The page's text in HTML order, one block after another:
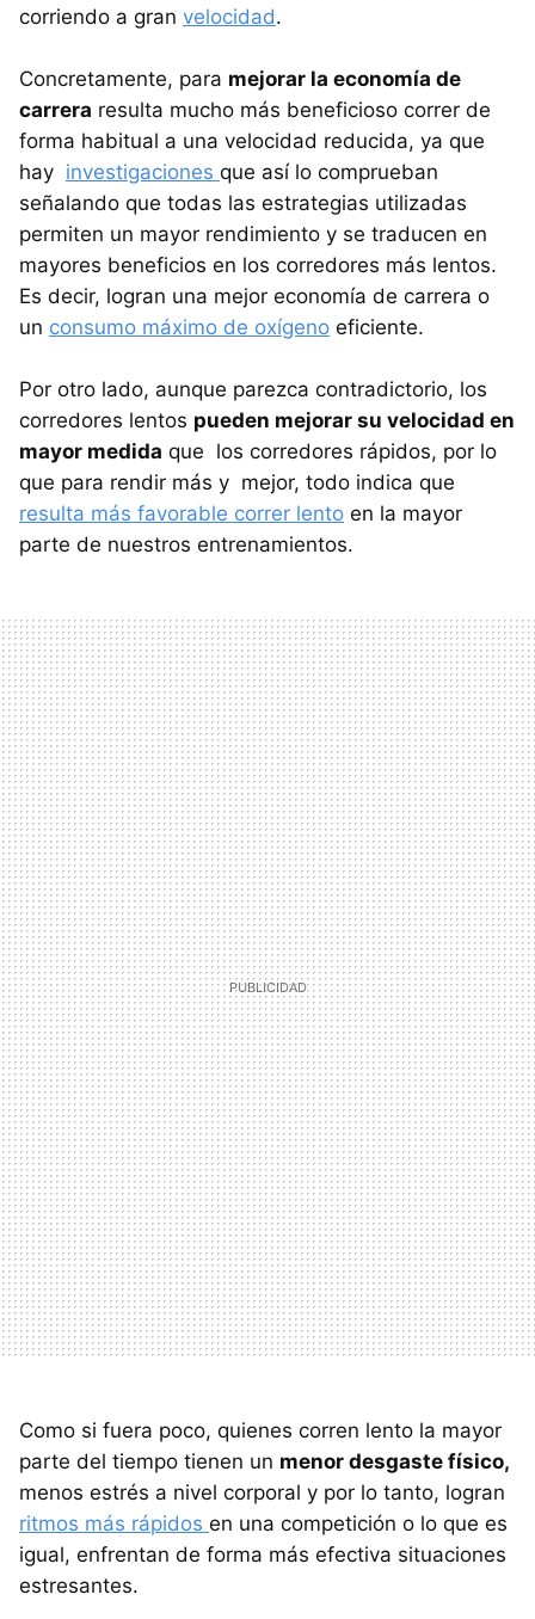
corriendo a gran velocidad.
Concretamente, para mejorar la economía de
carrera resulta mucho más beneficioso correr de
forma habitual a una velocidad reducida, ya que
hay investigaciones que así lo comprueban
señalando que todas las estrategias utilizadas
permiten un mayor rendimiento y se traducen en
mayores beneficios en los corredores más lentos.
Es decir, logran una mejor economía de carrera o
un consumo máximo de oxígeno eficiente.
Por otro lado, aunque parezca contradictorio, los
corredores lentos pueden mejorar su velocidad en
mayor medida que los corredores rápidos, por lo
que para rendir más y mejor, todo indica que
resulta más favorable correr lento en la mayor
parte de nuestros entrenamientos.
Como si fuera poco, quienes corren lento la mayor
parte del tiempo tienen un menor desgaste físico,
menos estrés a nivel corporal y por lo tanto, logran
ritmos más rápidos en una competición o lo que es
igual, enfrentan de forma más efectiva situaciones
estresantes.